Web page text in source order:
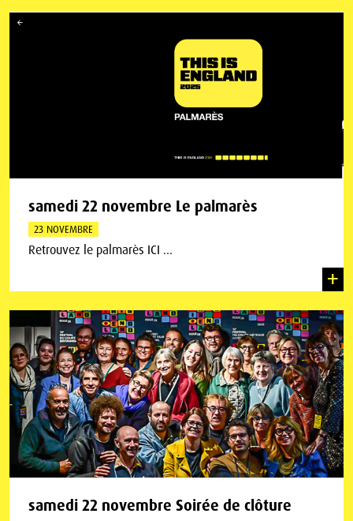
samedi 22 novembre Le palmarès
23 NOVEMBRE
Retrouvez le palmarès ICI ...
+
samedi 22 novembre Soirée de clôture